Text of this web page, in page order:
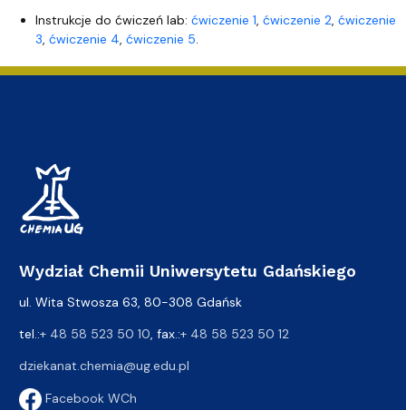
Instrukcje do ćwiczeń lab: ćwiczenie 1 ćwiczenie 2 ćwiczenie
3 ćwiczenie 4 ćwiczenie 5
Wydział Chemii Uniwersytetu Gdańskiego
ul. Wita Stwosza 63, 80-308 Gdańsk
tel.:+ 48 58 523 50 10 , fax.:+ 48 58 523 50 12
dziekanat.chemia@ug.edu.pl
Facebook WCh